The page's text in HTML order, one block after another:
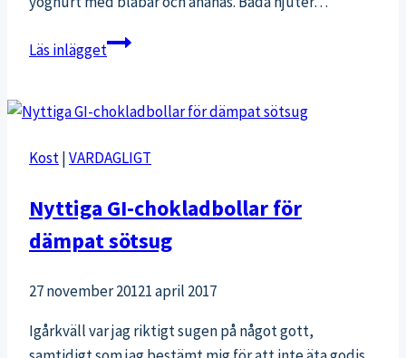
Läs inläggetEn
förmiddag
oss
Kost|VARDAGLIGT
Nyttiga GI-chokladbollar för
dämpat sötsug
27 november 20121 april 2017
Igårkväll var jag riktigt sugen på något gott,